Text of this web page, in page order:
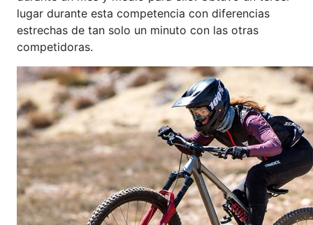
lugar durante esta competencia con diferencias
estrechas de tan solo un minuto con las otras
competidoras.